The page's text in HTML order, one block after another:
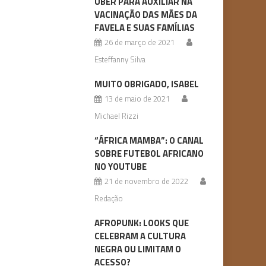
VACINAÇÃO DAS MÃES DA
FAVELA E SUAS FAMÍLIAS
26 de março de 2021
Esteffanny Silva
MUITO OBRIGADO, ISABEL
13 de maio de 2021
Michael Rizzi
“ÁFRICA MAMBA”: O CANAL
SOBRE FUTEBOL AFRICANO
NO YOUTUBE
21 de novembro de 2022
Redação
AFROPUNK: LOOKS QUE
CELEBRAM A CULTURA
NEGRA OU LIMITAM O
ACESSO?